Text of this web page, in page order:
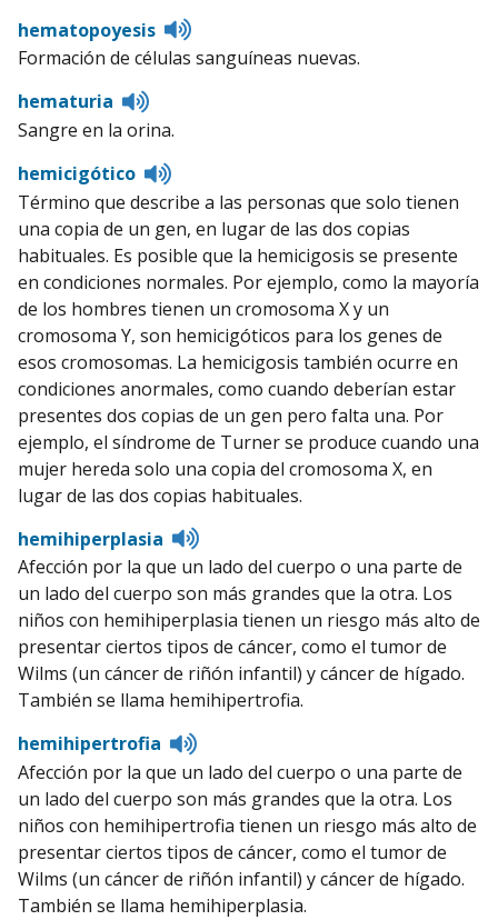
hematopoyesis
Listen
pronunciation
Formación de células sanguíneas nuevas.
hematuria
Listen
to
pronunciation
Sangre en la orina.
hemicigótico
Listen
to
pronunciation
Término que describe a las personas que solo tienen
una copia de un gen, en lugar de las dos copias
habituales. Es posible que la hemicigosis se presente
en condiciones normales. Por ejemplo, como la mayoría
de los hombres tienen un cromosoma X y un
cromosoma Y, son hemicigóticos para los genes de
esos cromosomas. La hemicigosis también ocurre en
condiciones anormales, como cuando deberían estar
presentes dos copias de un gen pero falta una. Por
ejemplo, el síndrome de Turner se produce cuando una
mujer hereda solo una copia del cromosoma X, en
lugar de las dos copias habituales.
hemihiperplasia
Listen
to
pronunciation
Afección por la que un lado del cuerpo o una parte de
un lado del cuerpo son más grandes que la otra. Los
niños con hemihiperplasia tienen un riesgo más alto de
presentar ciertos tipos de cáncer, como el tumor de
Wilms (un cáncer de riñón infantil) y cáncer de hígado.
También se llama hemihipertrofia.
hemihipertrofia
Listen
to
pronunciation
Afección por la que un lado del cuerpo o una parte de
un lado del cuerpo son más grandes que la otra. Los
niños con hemihipertrofia tienen un riesgo más alto de
presentar ciertos tipos de cáncer, como el tumor de
Wilms (un cáncer de riñón infantil) y cáncer de hígado.
También se llama hemihiperplasia.